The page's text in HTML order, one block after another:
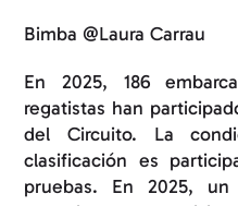
Bimba @Laura Carrau
En 2025, 186
regatistas han
del Circuito. La
clasificación es
pruebas. En 2025,